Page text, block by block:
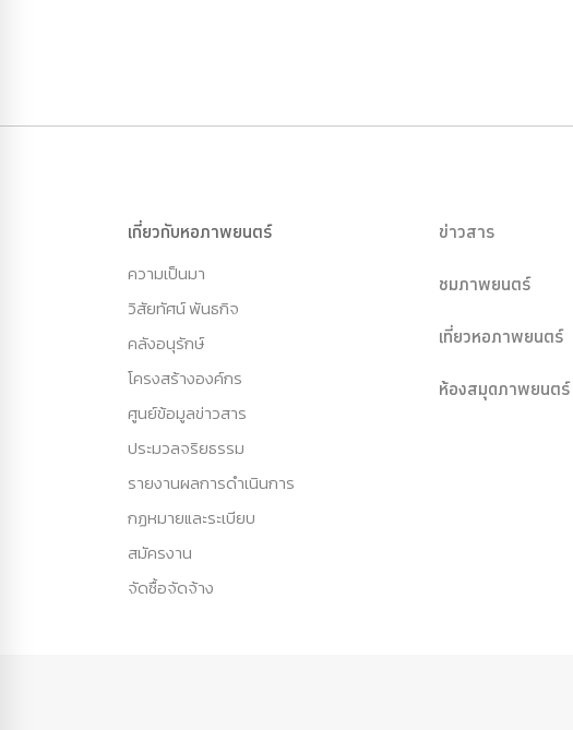
เกี่ยวกับหอภาพยนตร์
ความเป็นมา
วิสัยทัศน์ พันธกิจ
คลังอนุรักษ์
โครงสร้างองค์กร
ศูนย์ข้อมูลข่าวสาร
ประมวลจริยธรรม
รายงานผลการดำเนินการ
กฏหมายและระเบียบ
สมัครงาน
จัดซื้อจัดจ้าง
ข่าวสาร
ชมภาพยนตร์
เที่ยวหอภาพยนตร์
ห้องสมุดภาพยนตร์